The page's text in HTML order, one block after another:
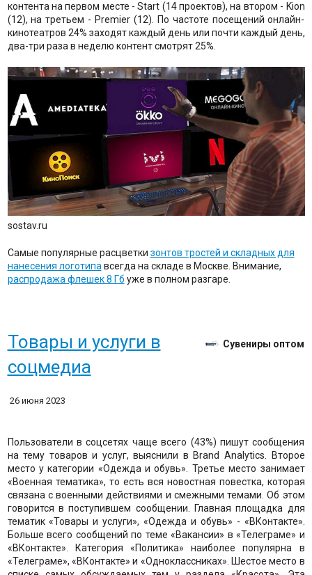
контента на первом месте - Start (14 проектов), на втором - Kion
(12), на третьем - Premier (12). По частоте посещений онлайн-
кинотеатров 24% заходят каждый день или почти каждый день,
два-три раза в неделю контент смотрят 25%.
sostav.ru
Самые популярные расцветки зонтов тростей и складных для
нанесения логотипавсегда на складе в Москве. Внимание,
распродажа флешек 8 Гб уже в полном разгаре.
Товары и услуги в
соцмедиа
Сувениры оптом
26 июня 2023
Пользователи в соцсетях чаще всего (43%) пишут сообщения
на тему товаров и услуг, выяснили в Brand Analytics. Второе
место у категории «Одежда и обувь». Третье место занимает
«Военная тематика», то есть вся новостная повестка, которая
связана с военными действиями и смежными темами. Об этом
говорится в поступившем сообщении. Главная площадка для
тематик «Товары и услуги», «Одежда и обувь» - «ВКонтакте».
Больше всего сообщений по теме «Вакансии» в «Телеграме» и
«ВКонтакте». Категория «Политика» наиболее популярна в
«Телеграме», «ВКонтакте» и «Одноклассниках». Шестое место в